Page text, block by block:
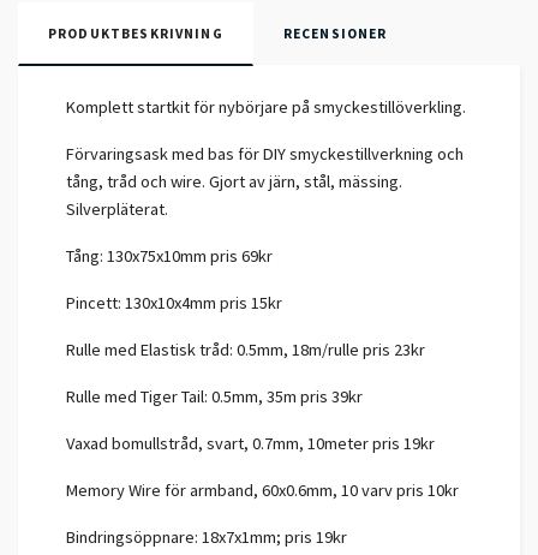
PRODUKTBESKRIVNING RECENSIONER
Komplett startkit för nybörjare på smyckestillöverkling.
Förvaringsask med bas för DIY smyckestillverkning och
tång, tråd och wire. Gjort av järn, stål, mässing.
Silverpläterat.
Tång: 130x75x10mm pris 69kr
Pincett: 130x10x4mm pris 15kr
Rulle med Elastisk tråd: 0.5mm, 18m/rulle pris 23kr
Rulle med Tiger Tail: 0.5mm, 35m pris 39kr
Vaxad bomullstråd, svart, 0.7mm, 10meter pris 19kr
Memory Wire för armband, 60x0.6mm, 10 varv pris 10kr
Bindringsöppnare: 18x7x1mm; pris 19kr